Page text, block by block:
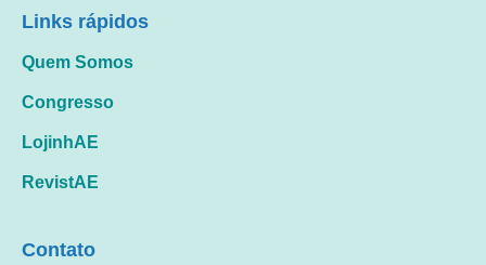
Links rápidos
Quem Somos
Congresso
LojinhAE
RevistAE
Contato